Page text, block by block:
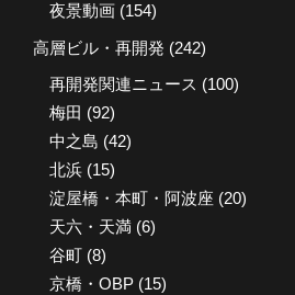
夜景動画 (154)
高層ビル・再開発 (242)
再開発関連ニュース (100)
梅田 (92)
中之島 (42)
北浜 (15)
淀屋橋・本町・阿波座 (20)
天六・天満 (6)
谷町 (8)
京橋・OBP (15)